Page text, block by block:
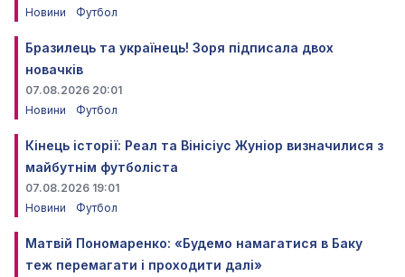
Новини
Футбол
Бразилець та українець! Зоря підписала двох
новачків
07.08.2026 20:01
Новини
Футбол
Кінець історії: Реал та Вінісіус Жуніор визначилися з
майбутнім футболіста
07.08.2026 19:01
Новини
Футбол
Матвій Пономаренко: «Будемо намагатися в Баку
теж перемагати і проходити далі»